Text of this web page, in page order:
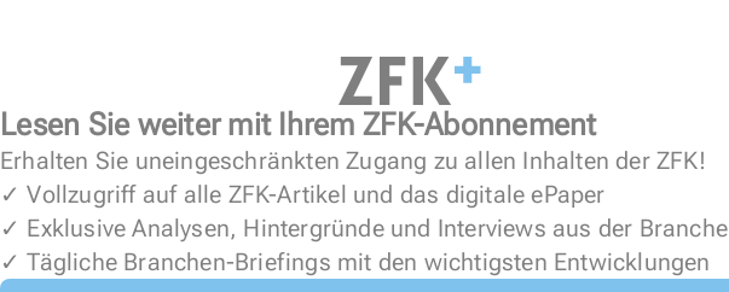
Lesen Sie weiter mit Ihrem ZFK-Abonnement
Erhalten Sie uneingeschränkten Zugang zu allen Inhalten der ZFK!
✓ Vollzugriff auf alle ZFK-Artikel und das digitale ePaper
✓ Exklusive Analysen, Hintergründe und Interviews aus der Branche
✓ Tägliche Branchen-Briefings mit den wichtigsten Entwicklungen